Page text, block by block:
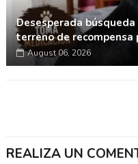
Desesperada
terreno de recompensa
August 06, 2026
REALIZA UN